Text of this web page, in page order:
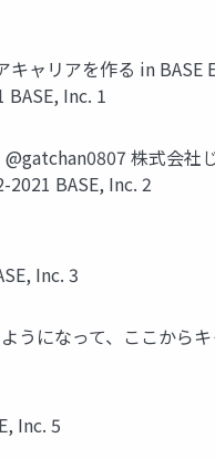
ャリアを作る in
Inc. 1
株式会
BASE, Inc. 2
Inc. 3
になって、ここから
Inc. 5